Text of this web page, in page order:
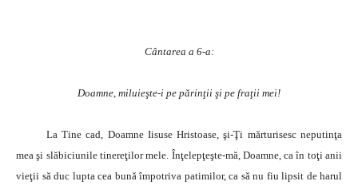
Cântarea a 6-a:
Doamne, miluieşte-i pe părinţii şi pe fraţii mei!
La Tine cad, Doamne Iisuse Hristoase, şi-Ţi mărturisesc neputinţa
mea şi slăbiciunile tinereţilor mele. Înţelepţeşte-mă, Doamne, ca în toţi anii
vieţii să duc lupta cea bună împotriva patimilor, ca să nu fiu lipsit de harul